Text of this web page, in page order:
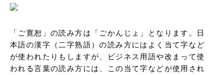
「ご寛恕」の読み方は「ごかんじょ」となります。日
本語の漢字（二字熟語）の読み方にはよく当て字など
が使われたりもしますが、ビジネス用語や改まって使
われる言葉の読み方には、この当て字などが使用され